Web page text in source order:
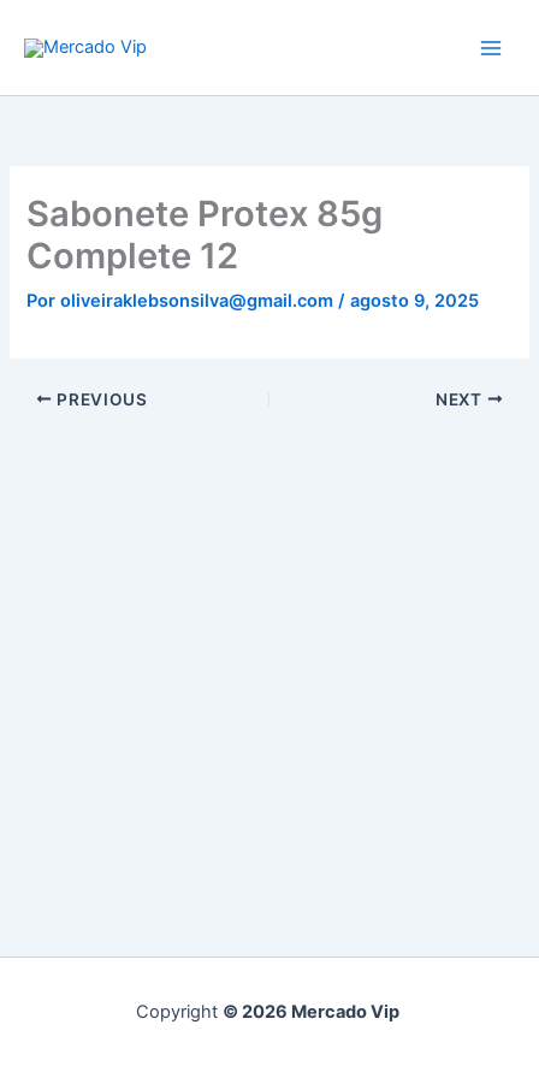
para
conteúdo
Sabonete Protex 85g
Complete 12
Poroliveiraklebsonsilva@gmail.com/agosto 9, 2025
PREVIOUS NEXT
Copyright © 2026 Mercado Vip